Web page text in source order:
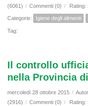
(6061) / Commenti (0) / Rating:
Categorie: Igiene degli alimenti
Tag:
Il controllo
nella Provincia
mercoledì 28 ottobre 2015 /
(2916) / Commenti (0) / Rating: